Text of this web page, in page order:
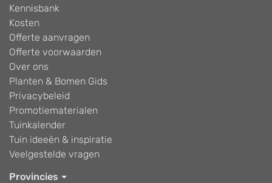
Kennisbank
Kosten
Offerte aanvragen
Offerte voorwaarden
Over ons
Planten & Bomen Gids
Privacybeleid
Promotiematerialen
Tuinkalender
Tuin ideeën & inspiratie
Veelgestelde vragen
Provincies